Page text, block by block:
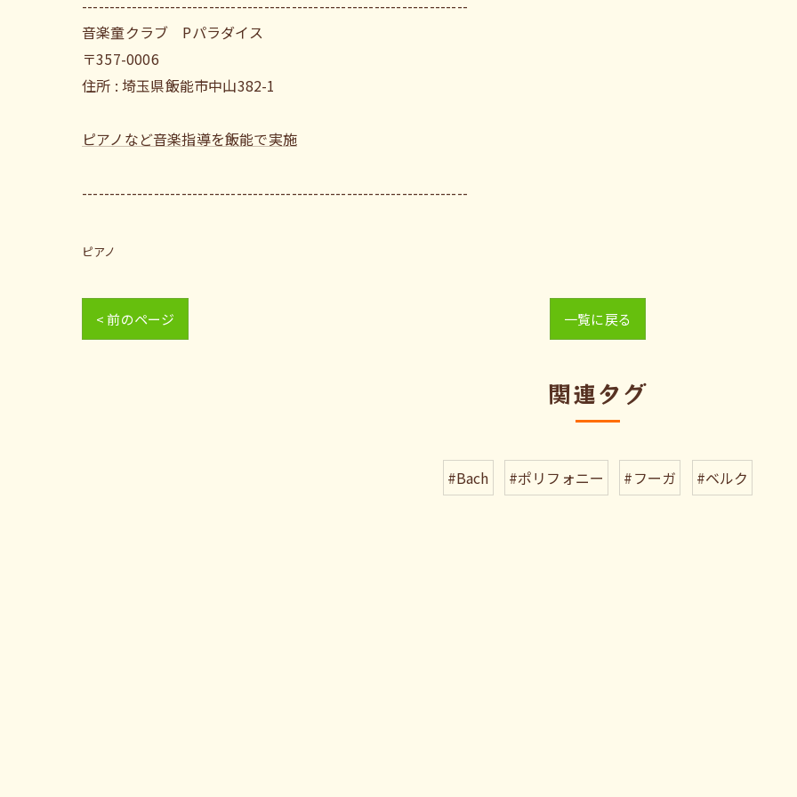
----------------------------------------------------------------------
音楽童クラブ Pパラダイス
〒357-0006
住所 : 埼玉県飯能市中山382-1
ピアノなど音楽指導を飯能で実施
----------------------------------------------------------------------
ピアノ
< 前のページ 一覧に戻る
関連タグ
#Bach #ポリフォニー #フーガ #ベルク